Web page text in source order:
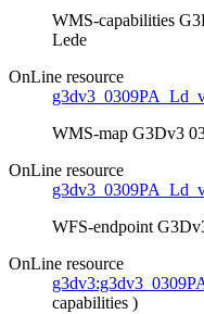
WMS-capabilities
Lede
OnLine resource
WMS-map G3Dv3
OnLine resource
WFS-endpoint
OnLine resource
capabilities )